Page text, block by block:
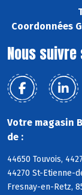
Coordonnées
Nous
Votre magasin
de :
44650 Touvois,
44270 St-Etienne-
Fresnay-en-Retz,